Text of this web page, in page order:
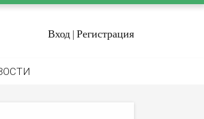
Вход | Регистрация